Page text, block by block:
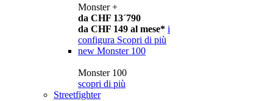
Monster +
da CHF 13´790
da CHF 149 al mese* i
configura Scopri di più
new Monster 100
Monster 100
scopri di più
Streetfighter